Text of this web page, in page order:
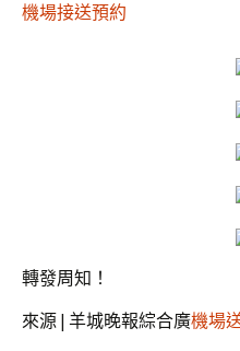
機場接送預約
轉發周知！
來源 | 羊城晚報綜合廣機場